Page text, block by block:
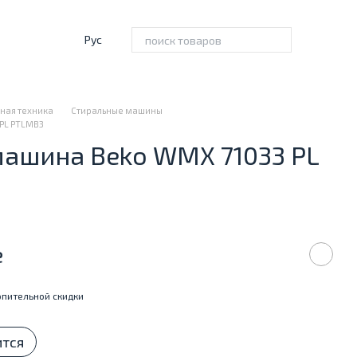
Рус
техника
Стиральные машины
PTLMB3
Beko WMX 71033 PL
скидки